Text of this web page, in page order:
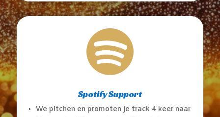

Spotify Support
We pitchen en promoten je track 4 keer naar